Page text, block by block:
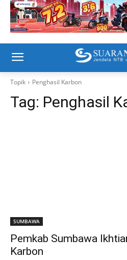
Topik Penghasil Karbon
Tag: Penghasil
SUMBAWA
Pemkab Sumbawa
Karbon